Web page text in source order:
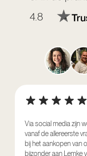
4.8
Via social media zijn
vanaf de allereerste
bij het aankopen van
bijzonder aan Lemke